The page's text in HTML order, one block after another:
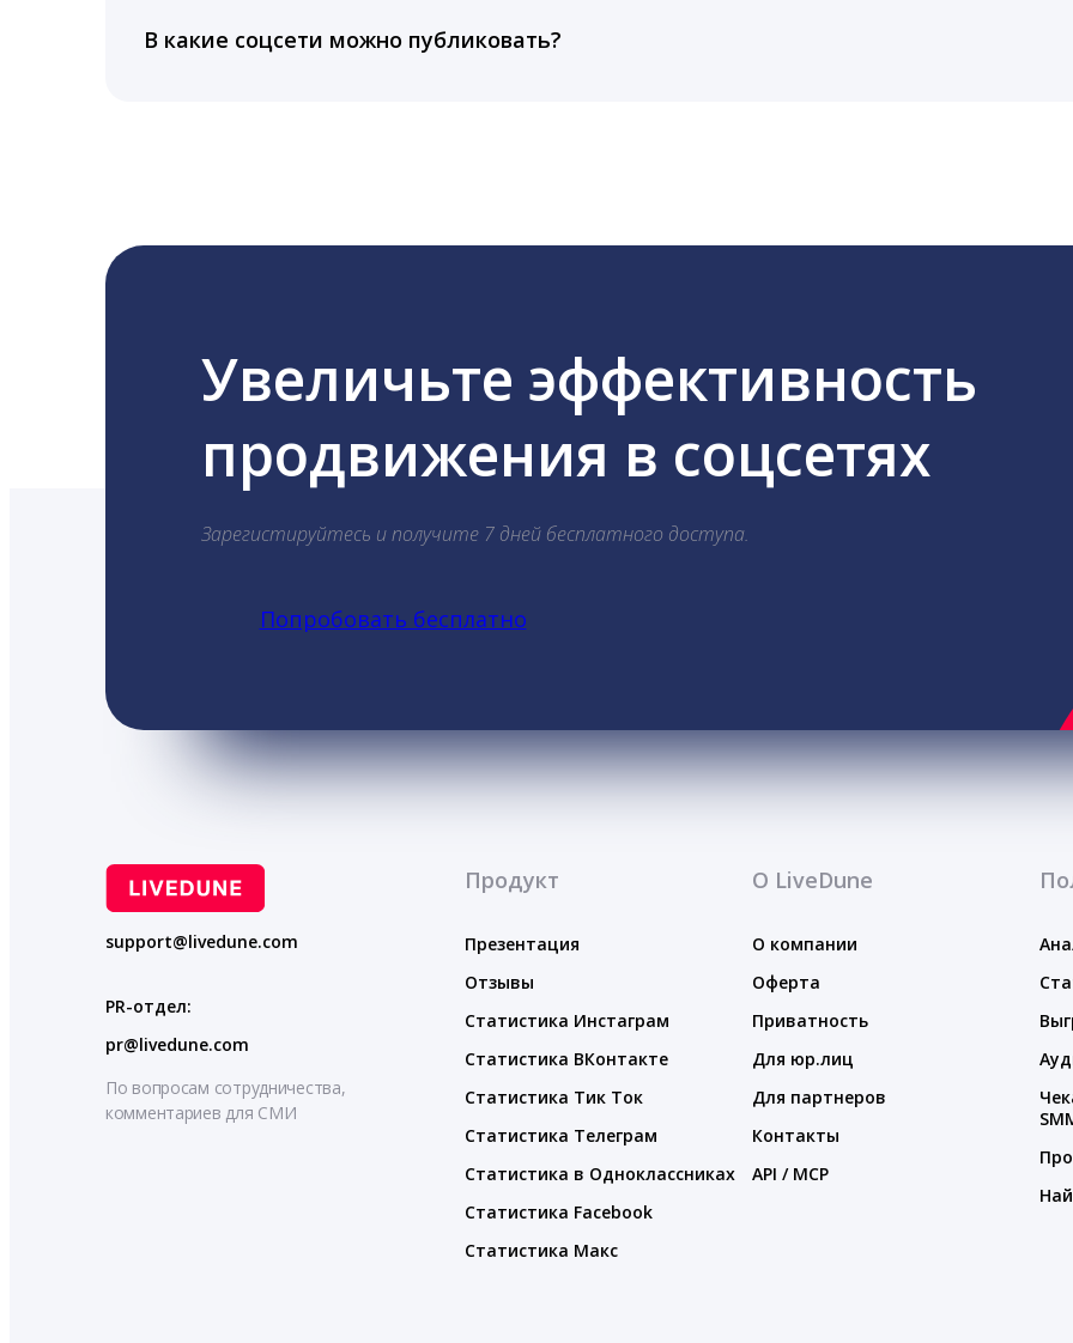
информацию третьим лицам.
В какие соцсети можно публиковать?
Увеличьте эффективность
продвижения в соцсетях
Зарегистируйтесь и получите 7 дней бесплатного доступа.
Попробовать бесплатно
support@livedune.com
PR-отдел:
pr@livedune.com
По вопросам сотрудничества,
комментариев для СМИ
Продукт
Презентация
Отзывы
Статистика Инстаграм
Статистика ВКонтакте
Статистика Тик Ток
Статистика Телеграм
Статистика в Одноклассниках
Статистика Facebook
Статистика Макс
О LiveDune
О компании
Оферта
Приватность
Для юр.лиц
Для партнеров
Контакты
API / MCP